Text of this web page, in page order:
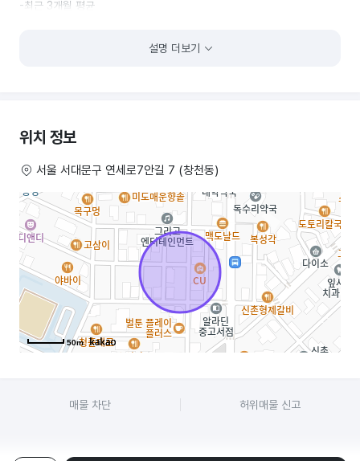
-최근 3개월 평균
– 4년간 운영된 검증된 매장 (단골 확보)
– 네이버 리뷰 1,000개 이상
– 배민 / 쿠팡 평점 5점 유지
– 배달 + 홀 모두 안정적으로 운영
– 로열티 평생 면제 (순이익 유리)
– 2025 프랜차이즈 우수매장 선정
보증금: 1억 2,500
권리금: 9,000만원 (협의 가능)
설명 더보기
위치 정보
서울 서대문구 연세로7안길 7 (창천동)
50m
매물 차단 허위매물 신고